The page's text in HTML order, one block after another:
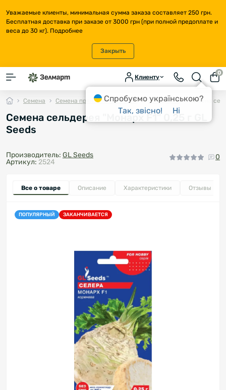
Уважаемые клиенты, минимальная сумма заказа составляет 250 грн.
Бесплатная доставка при заказе от 3000 грн (при полной предоплате и
веса до 30 кг). Подробнее
Закрыть
Клиенту
0
Семена Семена пряностей и зелени Сельдерей Семена
Семена сельдерея "Монарх F1" 0,25 г GL
Seeds
Производитель: GL Seeds
Артикул: 2524
0
Все о товаре Описание Характеристики Отзывы
ПОПУЛЯРНЫЙ ЗАКАНЧИВАЕТСЯ
Спробуємо українською?
Так, звісно!
Ні